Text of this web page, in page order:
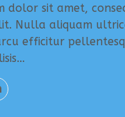
dolor sit amet,
Nulla aliquam
efficitur